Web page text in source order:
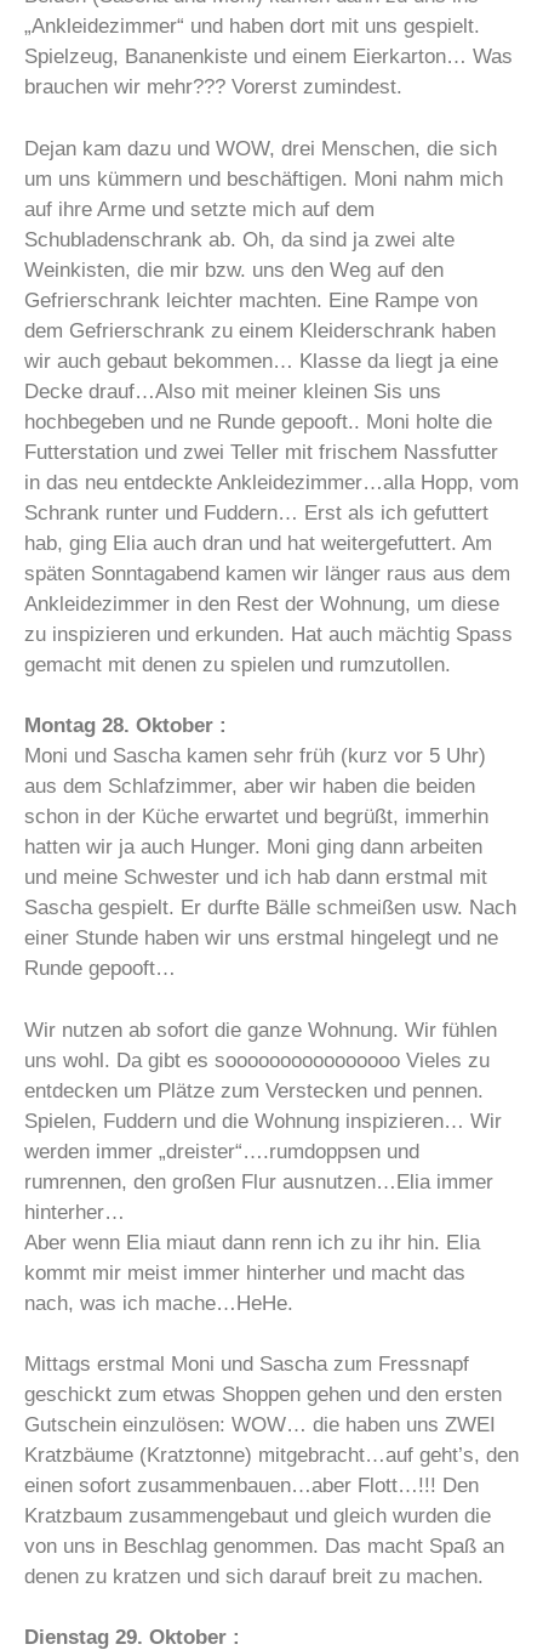
„Ankleidezimmer“ und haben dort mit uns gespielt.
Spielzeug, Bananenkiste und einem Eierkarton… Was
brauchen wir mehr??? Vorerst zumindest.
Dejan kam dazu und WOW, drei Menschen, die sich
um uns kümmern und beschäftigen. Moni nahm mich
auf ihre Arme und setzte mich auf dem
Schubladenschrank ab. Oh, da sind ja zwei alte
Weinkisten, die mir bzw. uns den Weg auf den
Gefrierschrank leichter machten. Eine Rampe von
dem Gefrierschrank zu einem Kleiderschrank haben
wir auch gebaut bekommen… Klasse da liegt ja eine
Decke drauf…Also mit meiner kleinen Sis uns
hochbegeben und ne Runde gepooft.. Moni holte die
Futterstation und zwei Teller mit frischem Nassfutter
in das neu entdeckte Ankleidezimmer…alla Hopp, vom
Schrank runter und Fuddern… Erst als ich gefuttert
hab, ging Elia auch dran und hat weitergefuttert. Am
späten Sonntagabend kamen wir länger raus aus dem
Ankleidezimmer in den Rest der Wohnung, um diese
zu inspizieren und erkunden. Hat auch mächtig Spass
gemacht mit denen zu spielen und rumzutollen.
Montag 28. Oktober :
Moni und Sascha kamen sehr früh (kurz vor 5 Uhr)
aus dem Schlafzimmer, aber wir haben die beiden
schon in der Küche erwartet und begrüßt, immerhin
hatten wir ja auch Hunger. Moni ging dann arbeiten
und meine Schwester und ich hab dann erstmal mit
Sascha gespielt. Er durfte Bälle schmeißen usw. Nach
einer Stunde haben wir uns erstmal hingelegt und ne
Runde gepooft…
Wir nutzen ab sofort die ganze Wohnung. Wir fühlen
uns wohl. Da gibt es soooooooooooooooo Vieles zu
entdecken um Plätze zum Verstecken und pennen.
Spielen, Fuddern und die Wohnung inspizieren… Wir
werden immer „dreister“….rumdoppsen und
rumrennen, den großen Flur ausnutzen…Elia immer
hinterher…
Aber wenn Elia miaut dann renn ich zu ihr hin. Elia
kommt mir meist immer hinterher und macht das
nach, was ich mache…HeHe.
Mittags erstmal Moni und Sascha zum Fressnapf
geschickt zum etwas Shoppen gehen und den ersten
Gutschein einzulösen: WOW… die haben uns ZWEI
Kratzbäume (Kratztonne) mitgebracht…auf geht’s, den
einen sofort zusammenbauen…aber Flott…!!! Den
Kratzbaum zusammengebaut und gleich wurden die
von uns in Beschlag genommen. Das macht Spaß an
denen zu kratzen und sich darauf breit zu machen.
Dienstag 29. Oktober :